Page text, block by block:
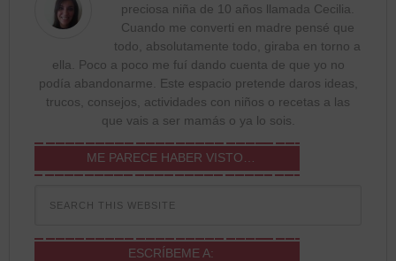
preciosa niña de 10 años llamada Cecilia.
Cuando me converti en madre pensé que
todo, absolutamente todo, giraba en torno a
ella. Poco a poco me fuí dando cuenta de que yo no
podía abandonarme. Este espacio pretende daros ideas,
trucos, consejos, actividades con niños o recetas a las
que vais a ser mamás o ya lo sois.
ME PARECE HABER VISTO…
ESCRÍBEME A: